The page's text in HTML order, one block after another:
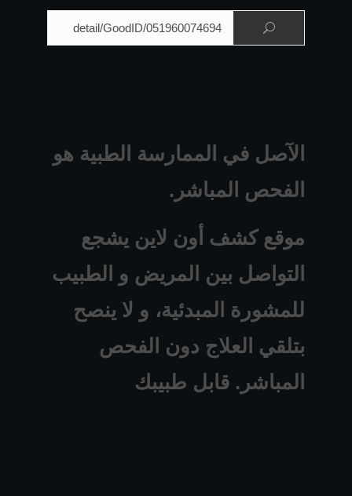
الآصل في الممارسة الطبية هو
الفحص المباشر.
موقع كشف أون لاين يشجع
التواصل بين المريض و الطبيب
للمشورة المبدئية، و لا ينصح
بتلقي العلاج دون الفحص
المباشر. قابل طبيبك